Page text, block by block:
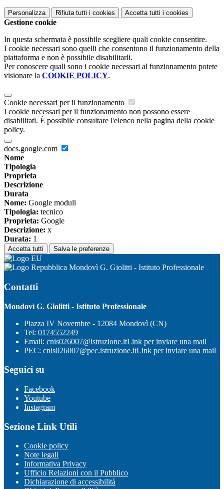
Personalizza Rifiuta tutti i cookies Accetta tutti i cookies
Gestione cookie
In questa schermata è possibile scegliere quali cookie consentire.
I cookie necessari sono quelli che consentono il funzionamento della
piattaforma e non è possibile disabilitarli.
Per conoscere quali sono i cookie necessari al funzionamento potete
visionare la COOKIE POLICY.
Cookie necessari per il funzionamento
I cookie necessari per il funzionamento non possono essere
disabilitati. È possibile consultare l'elenco nella pagina della cookie
policy.
docs.google.com
Nome
Tipologia
Proprieta
Descrizione
Durata
Nome: Google moduli
Tipologia: tecnico
Proprieta: Google
Descrizione: x
Durata: 1
Accetta tutti Salva le preferenze
Mondovì G. Giolitti - Istituto Professionale
Contatti
Mondovì G. Giolitti - Istituto Professionale
Piazza IV Novembre - 12084 Mondovì (CN)
Tel: 0174552249
Email: cnis026007@istruzione.itLink per inviare una mail
PEC: cnis026007@pec.istruzione.itLink per inviare una mail
Seguici su
Facebook
Youtube
Instagram
Sezione Link Utili
Cookie policy
Note legali
Informativa Privacy
Ufficio Relazioni con il Pubblico
Dichiarazione di accessibilità